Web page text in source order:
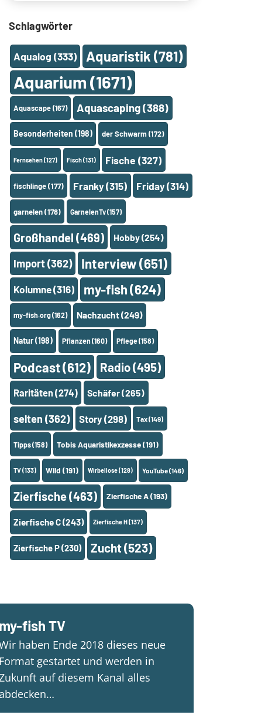
Schlagwörter
Aqualog (333) Aquaristik (781)
Aquarium (1671)
Aquascape(167) Aquascaping(388)
Besonderheiten (198) der Schwarm(172)
Fernsehen(127) Fisch(131) Fische (327)
fischlinge(177) Franky(315) Friday(314)
garnelen(178) GarnelenTv(157)
Großhandel (469) Hobby(254)
Import(362) Interview(651)
Kolumne(316) my-fish(624)
my-fish.org(162) Nachzucht(249)
Natur(198) Pflanzen(160) Pflege(158)
Podcast(612) Radio(495)
Raritäten (274) Schäfer(265)
selten (362) Story (298) Tax(149)
Tipps(158) Tobis Aquaristikexzesse(191)
TV(133) Wild (191) Wirbellose(128) YouTube(146)
Zierfische(463) Zierfische A(193)
Zierfische C(243) Zierfische H(137)
Zierfische P(230) Zucht(523)
my-fish TV
haben Ende 2018 dieses neue
Format gestartet und werden in
Zukunft auf diesem Kanal alles